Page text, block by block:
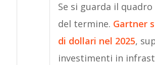
Se si guarda il
del termine. Gartner
di dollari nel 2025,
investimenti in